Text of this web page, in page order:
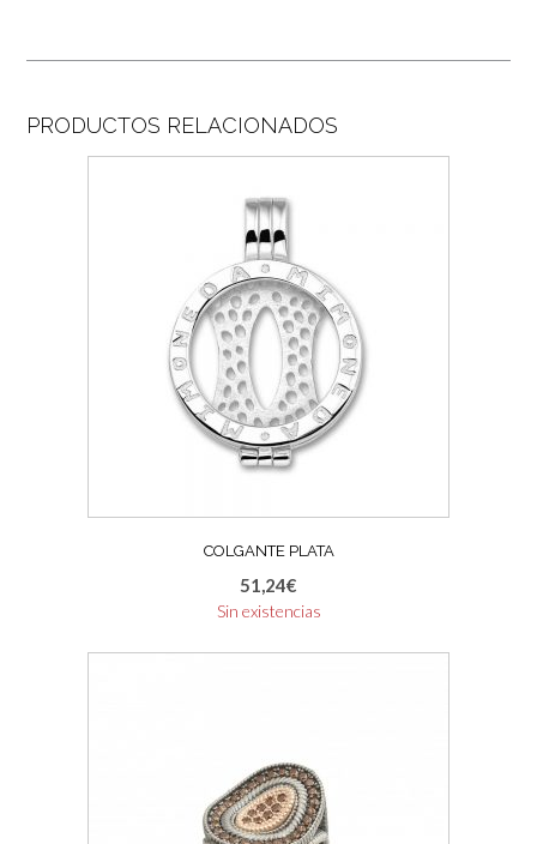
PRODUCTOS RELACIONADOS
COLGANTE PLATA
51,24€
Sin existencias